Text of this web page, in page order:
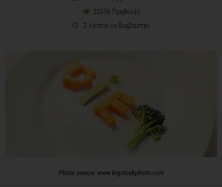
23559 Προβολές
2 λεπτά να διαβαστεί
Photo source: www.bigstockphoto.com